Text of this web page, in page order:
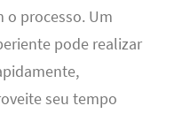
o processo. Um
pode realizar
seu tempo